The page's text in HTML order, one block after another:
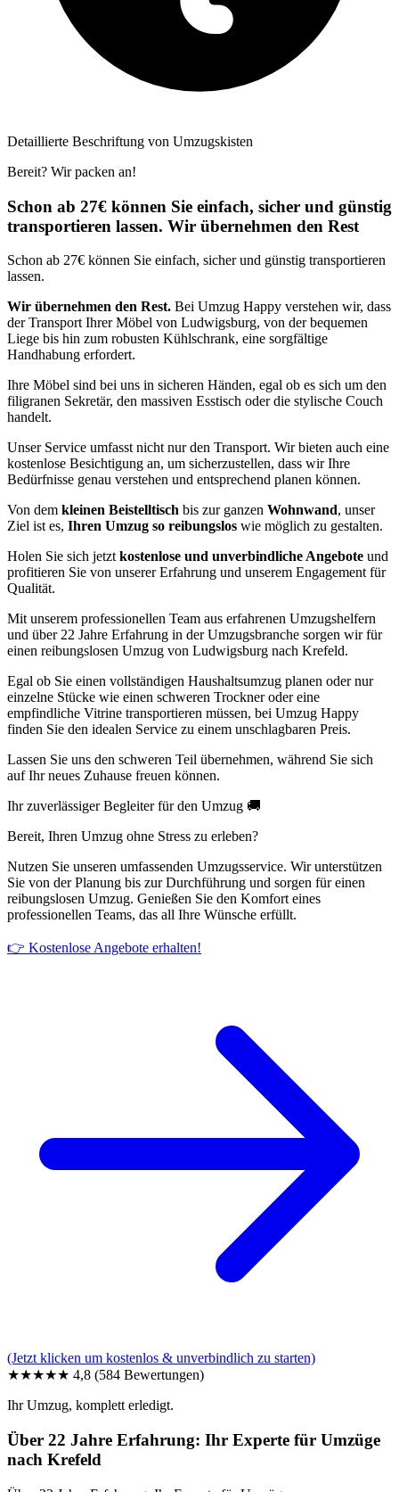
Detaillierte Beschriftung von Umzugskisten
Bereit? Wir packen an!
Schon ab 27€ können Sie einfach, sicher und günstig
transportieren lassen. Wir übernehmen den Rest
Schon ab 27€ können Sie einfach, sicher und günstig transportieren
lassen.
Wir übernehmen den Rest. Bei Umzug Happy verstehen wir, dass
der Transport Ihrer Möbel von Ludwigsburg, von der bequemen
Liege bis hin zum robusten Kühlschrank, eine sorgfältige
Handhabung erfordert.
Ihre Möbel sind bei uns in sicheren Händen, egal ob es sich um den
filigranen Sekretär, den massiven Esstisch oder die stylische Couch
handelt.
Unser Service umfasst nicht nur den Transport. Wir bieten auch eine
kostenlose Besichtigung an, um sicherzustellen, dass wir Ihre
Bedürfnisse genau verstehen und entsprechend planen können.
Von dem kleinen Beistelltisch bis zur ganzen Wohnwand, unser
Ziel ist es, Ihren Umzug so reibungslos wie möglich zu gestalten.
Holen Sie sich jetzt kostenlose und unverbindliche Angebote und
profitieren Sie von unserer Erfahrung und unserem Engagement für
Qualität.
Mit unserem professionellen Team aus erfahrenen Umzugshelfern
und über 22 Jahre Erfahrung in der Umzugsbranche sorgen wir für
einen reibungslosen Umzug von Ludwigsburg nach Krefeld.
Egal ob Sie einen vollständigen Haushaltsumzug planen oder nur
einzelne Stücke wie einen schweren Trockner oder eine
empfindliche Vitrine transportieren müssen, bei Umzug Happy
finden Sie den idealen Service zu einem unschlagbaren Preis.
Lassen Sie uns den schweren Teil übernehmen, während Sie sich
auf Ihr neues Zuhause freuen können.
Ihr zuverlässiger Begleiter für den Umzug 🚚
Bereit, Ihren Umzug ohne Stress zu erleben?
Nutzen Sie unseren umfassenden Umzugsservice. Wir unterstützen
Sie von der Planung bis zur Durchführung und sorgen für einen
reibungslosen Umzug. Genießen Sie den Komfort eines
professionellen Teams, das all Ihre Wünsche erfüllt.
👉 Kostenlose Angebote erhalten!
(Jetzt klicken um kostenlos & unverbindlich zu starten)
★★★★★ 4,8 (584 Bewertungen)
Ihr Umzug, komplett erledigt.
Über 22 Jahre Erfahrung: Ihr Experte für Umzüge
nach Krefeld